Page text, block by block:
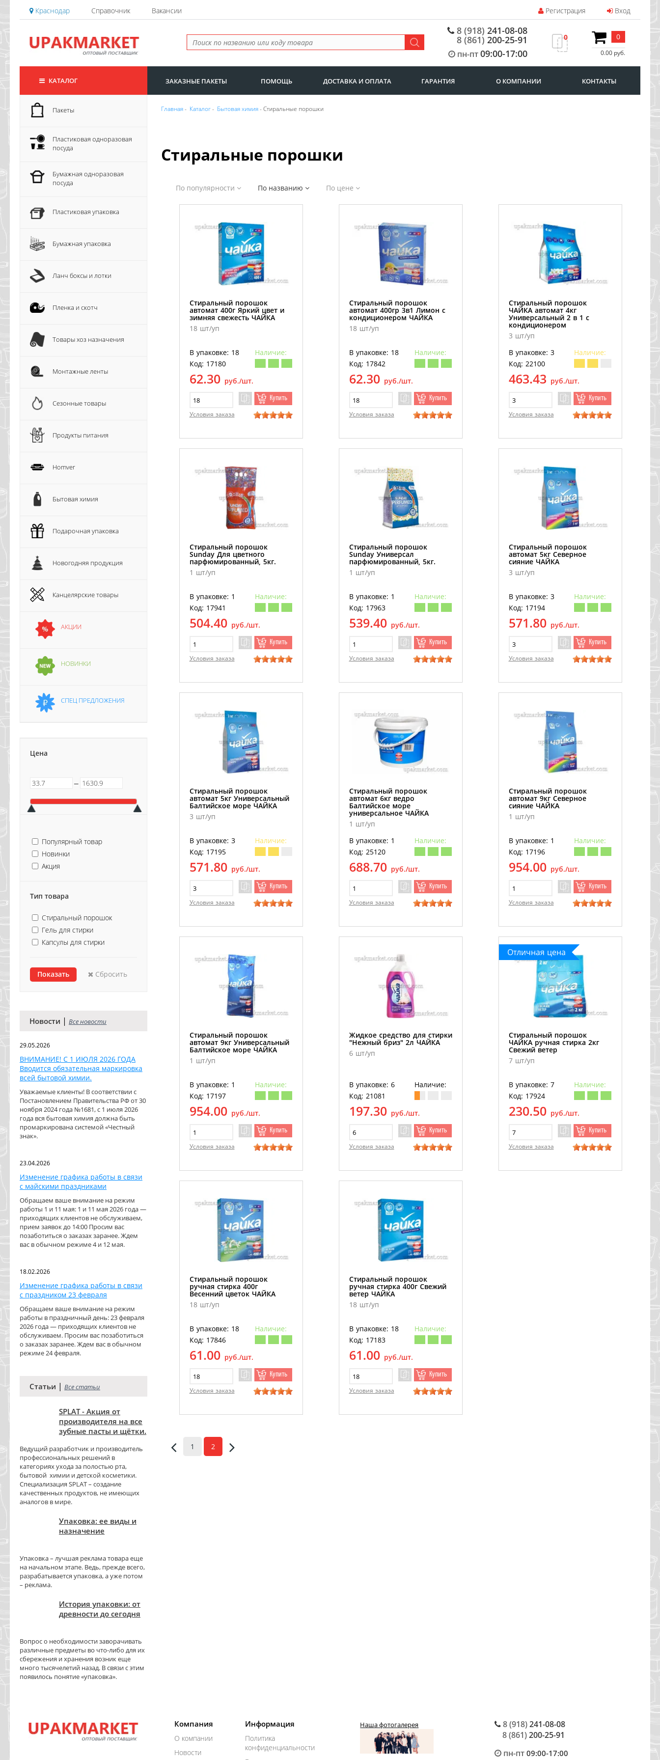
Краснодар Справочник Вакансии Регистрация Вход
8 (918) 241-08-08
8 (861) 200-25-91
пн-пт09:00-17:00
0 0
0.00 руб.
КАТАЛОГ ЗАКАЗНЫЕ ПАКЕТЫ ПОМОЩЬ ДОСТАВКА И ОПЛАТА ГАРАНТИЯ О КОМПАНИИ КОНТАКТЫ
Пакеты
Пластиковая одноразовая
посуда
Бумажная одноразовая
посуда
Пластиковая упаковка
Бумажная упаковка
Ланч боксы и лотки
Пленка и скотч
Товары хоз назначения
Монтажные ленты
Сезонные товары
Продукты питания
Homver
Бытовая химия
Подарочная упаковка
Новогодняя продукция
Канцелярские товары
АКЦИИ
НОВИНКИ
СПЕЦ ПРЕДЛОЖЕНИЯ
Цена
─
Популярный товар
Новинки
Акция
Тип товара
Стиральный порошок
Гель для стирки
Капсулы для стирки
Сбросить
Новости | Все новости
29.05.2026
ВНИМАНИЕ! С 1 ИЮЛЯ 2026 ГОДА
Вводится обязательная маркировка
всей бытовой химии.
Уважаемые клиенты! В соответствии с
Постановлением Правительства РФ от 30
ноября 2024 года №1681, с 1 июля 2026
года вся бытовая химия должна быть
промаркирована системой «Честный
знак».
23.04.2026
Изменение графика работы в связи
с майскими праздниками
Обращаем ваше внимание на режим
работы 1 и 11 мая: 1 и 11 мая 2026 года —
приходящих клиентов не обслуживаем,
прием заявок до 14:00 Просим вас
позаботиться о заказах заранее. Ждем
вас в обычном режиме 4 и 12 мая.
18.02.2026
Изменение графика работы в связи
с праздником 23 февраля
Обращаем ваше внимание на режим
работы в праздничный день: 23 февраля
2026 года — приходящих клиентов не
обслуживаем. Просим вас позаботиться
о заказах заранее. Ждем вас в обычном
режиме 24 февраля.
Статьи | Все статьи
SPLAT - Акция от
производителя на все
зубные пасты и щётки.
Ведущий разработчик и производитель
профессиональных решений в
категориях ухода за полостью рта,
бытовой химии и детской косметики.
Специализация SPLAT – создание
качественных продуктов, не имеющих
аналогов в мире.
Упаковка: ее виды и
назначение
Упаковка – лучшая реклама товара еще
на начальном этапе. Ведь, прежде всего,
разрабатывается упаковка, а уже потом
– реклама.
История упаковки: от
древности до сегодня
Вопрос о необходимости заворачивать
различные предметы во что-либо для их
сбережения и хранения возник еще
много тысячелетий назад. В связи с этим
появилось понятие «упаковка».
Главная- Каталог- Бытовая химия- Стиральные порошки
Стиральные порошки
По популярности По названию По цене
Стиральный порошок
автомат 400г Яркий цвет и
зимняя свежесть ЧАЙКА
18 шт/уп
В упаковке: 18
Наличие:
Код: 17180
62.30 руб./шт.
Купить
Условия заказа
Стиральный порошок
автомат 400гр 3в1 Лимон с
кондиционером ЧАЙКА
18 шт/уп
В упаковке: 18
Наличие:
Код: 17842
62.30 руб./шт.
Купить
Условия заказа
Стиральный порошок
ЧАЙКА автомат 4кг
Универсальный 2 в 1 с
кондиционером
3 шт/уп
В упаковке: 3
Наличие:
Код: 22100
463.43 руб./шт.
Купить
Условия заказа
Стиральный порошок
Sunday Для цветного
парфюмированный, 5кг.
1 шт/уп
В упаковке: 1
Наличие:
Код: 17941
504.40 руб./шт.
Купить
Условия заказа
Стиральный порошок
Sunday Универсал
парфюмированный, 5кг.
1 шт/уп
В упаковке: 1
Наличие:
Код: 17963
539.40 руб./шт.
Купить
Условия заказа
Стиральный порошок
автомат 5кг Северное
сияние ЧАЙКА
3 шт/уп
В упаковке: 3
Наличие:
Код: 17194
571.80 руб./шт.
Купить
Условия заказа
Стиральный порошок
автомат 5кг Универсальный
Балтийское море ЧАЙКА
3 шт/уп
В упаковке: 3
Наличие:
Код: 17195
571.80 руб./шт.
Купить
Условия заказа
Стиральный порошок
автомат 6кг ведро
Балтийское море
универсальное ЧАЙКА
1 шт/уп
В упаковке: 1
Наличие:
Код: 25120
688.70 руб./шт.
Купить
Условия заказа
Стиральный порошок
автомат 9кг Северное
сияние ЧАЙКА
1 шт/уп
В упаковке: 1
Наличие:
Код: 17196
954.00 руб./шт.
Купить
Условия заказа
Стиральный порошок
автомат 9кг Универсальный
Балтийское море ЧАЙКА
1 шт/уп
В упаковке: 1
Наличие:
Код: 17197
954.00 руб./шт.
Купить
Условия заказа
Жидкое средство для стирки
"Нежный бриз" 2л ЧАЙКА
6 шт/уп
В упаковке: 6
Наличие:
Код: 21081
197.30 руб./шт.
Купить
Условия заказа
Отличная цена
Стиральный порошок
ЧАЙКА ручная стирка 2кг
Свежий ветер
7 шт/уп
В упаковке: 7
Наличие:
Код: 17924
230.50 руб./шт.
Купить
Условия заказа
Стиральный порошок
ручная стирка 400г
Весенний цветок ЧАЙКА
18 шт/уп
В упаковке: 18
Наличие:
Код: 17846
61.00 руб./шт.
Купить
Условия заказа
Стиральный порошок
ручная стирка 400г Свежий
ветер ЧАЙКА
18 шт/уп
В упаковке: 18
Наличие:
Код: 17183
61.00 руб./шт.
Купить
Условия заказа
1 2
Компания
О компании
Новости
Информация
Политика
конфиденциальности
Наша фотогалерея 8 (918)241-08-08
8 (861)200-25-91
пн-пт09:00-17:00